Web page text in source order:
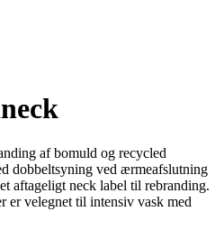
af bomuld og recycled
dobbeltsyning ved ærmeafslutning
aftageligt neck label til rebranding.
er velegnet til intensiv vask med